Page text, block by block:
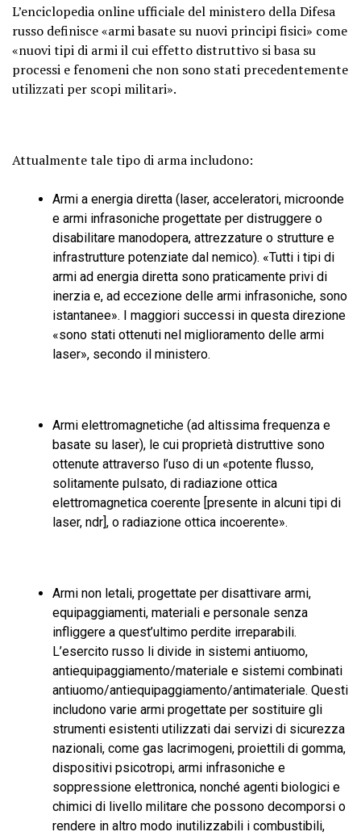
L’enciclopedia online ufficiale del ministero della Difesa
russo definisce «armi basate su nuovi principi fisici» come
«nuovi tipi di armi il cui effetto distruttivo si basa su
processi e fenomeni che non sono stati precedentemente
utilizzati per scopi militari».
Attualmente tale tipo di arma includono:
Armi a energia diretta (laser, acceleratori, microonde
e armi infrasoniche progettate per distruggere o
disabilitare manodopera, attrezzature o strutture e
infrastrutture potenziate dal nemico). «Tutti i tipi di
armi ad energia diretta sono praticamente privi di
inerzia e, ad eccezione delle armi infrasoniche, sono
istantanee». I maggiori successi in questa direzione
«sono stati ottenuti nel miglioramento delle armi
laser», secondo il ministero.
Armi elettromagnetiche (ad altissima frequenza e
basate su laser), le cui proprietà distruttive sono
ottenute attraverso l’uso di un «potente flusso,
solitamente pulsato, di radiazione ottica
elettromagnetica coerente [presente in alcuni tipi di
laser, ndr], o radiazione ottica incoerente».
Armi non letali, progettate per disattivare armi,
equipaggiamenti, materiali e personale senza
infliggere a quest’ultimo perdite irreparabili.
L’esercito russo li divide in sistemi antiuomo,
antiequipaggiamento/materiale e sistemi combinati
antiuomo/antiequipaggiamento/antimateriale. Questi
includono varie armi progettate per sostituire gli
strumenti esistenti utilizzati dai servizi di sicurezza
nazionali, come gas lacrimogeni, proiettili di gomma,
dispositivi psicotropi, armi infrasoniche e
soppressione elettronica, nonché agenti biologici e
chimici di livello militare che possono decomporsi o
rendere in altro modo inutilizzabili i combustibili,